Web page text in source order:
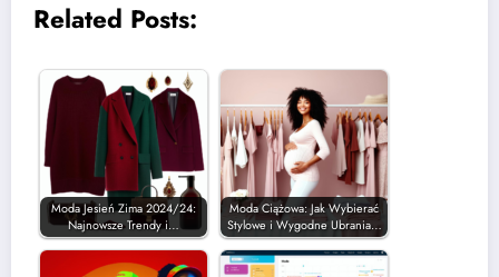
Related Posts:
Moda Jesień Zima 2024/24:
Najnowsze Trendy i…
Moda Ciążowa: Jak Wybierać
Stylowe i Wygodne Ubrania…